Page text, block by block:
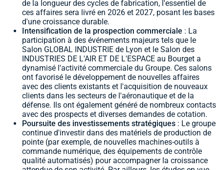
de la longueur des cycles de fabrication, l'essentiel de
ces affaires sera livré en 2026 et 2027, posant les bases
d'une croissance durable.
Intensification de la prospection commerciale : La
participation à des événements majeurs tels que le
Salon GLOBAL INDUSTRIE de Lyon et le Salon des
INDUSTRIES DE L'AIR ET DE L'ESPACE au Bourget a
dynamisé l'activité commerciale du Groupe. Ces salons
ont favorisé le développement de nouvelles affaires
avec des clients existants et l'acquisition de nouveaux
clients dans les secteurs de l'aéronautique et de la
défense. Ils ont également généré de nombreux contacts
avec des prospects et diverses demandes de cotation.
Poursuite des investissements stratégiques : Le groupe
continue d'investir dans des matériels de production de
pointe (par exemple, de nouvelles machines-outils à
commande numérique, des équipements de contrôle
qualité automatisés) pour accompagner la croissance